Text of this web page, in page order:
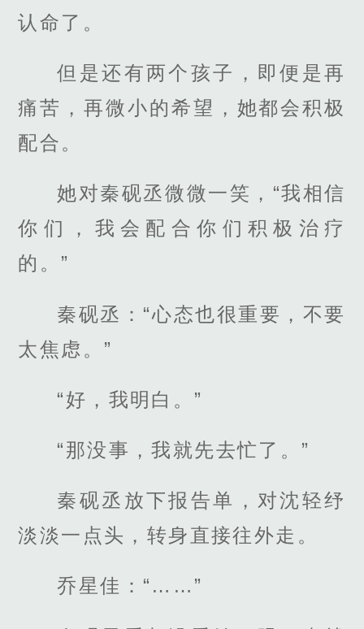
认命了。
但是还有两个孩子，即便是再
痛苦，再微小的希望，她都会积极
配合。
她对秦砚丞微微一笑，“我相信
你们，我会配合你们积极治疗
的。”
秦砚丞：“心态也很重要，不要
太焦虑。”
“好，我明白。”
“那没事，我就先去忙了。”
秦砚丞放下报告单，对沈轻纾
淡淡一点头，转身直接往外走。
乔星佳：“……”